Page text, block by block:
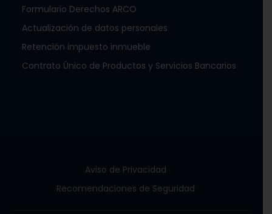
Formulario Derechos ARCO
Actualización de datos personales
Retención impuesto inmueble
Contrato Único de Productos y Servicios Bancarios
Aviso de Privacidad
Recomendaciones de Seguridad